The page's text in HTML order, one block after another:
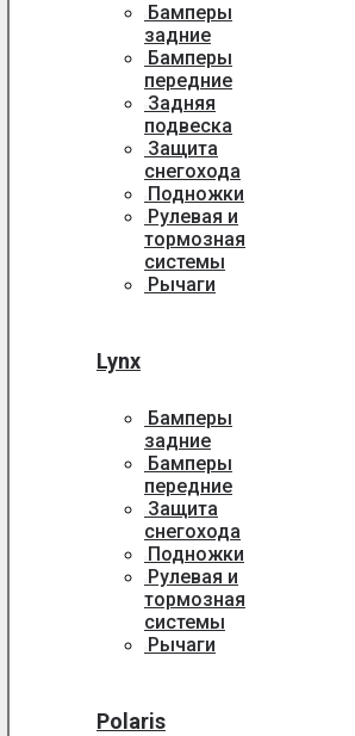
Бамперы
задние
Бамперы
передние
Задняя
подвеска
Защита
снегохода
Подножки
Рулевая и
тормозная
системы
Рычаги
Lynx
Бамперы
задние
Бамперы
передние
Защита
снегохода
Подножки
Рулевая и
тормозная
системы
Рычаги
Polaris